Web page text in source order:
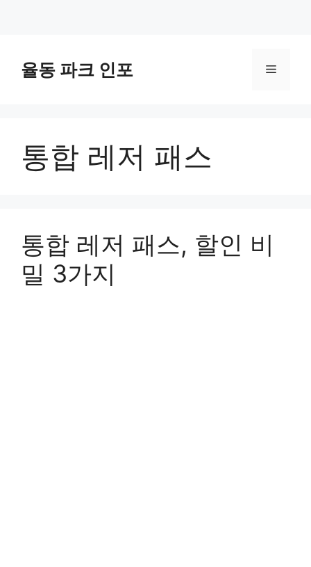
율동 파크 인포 메
통합 레저 패스
통합 레저 패스, 할인 비
밀 3가지